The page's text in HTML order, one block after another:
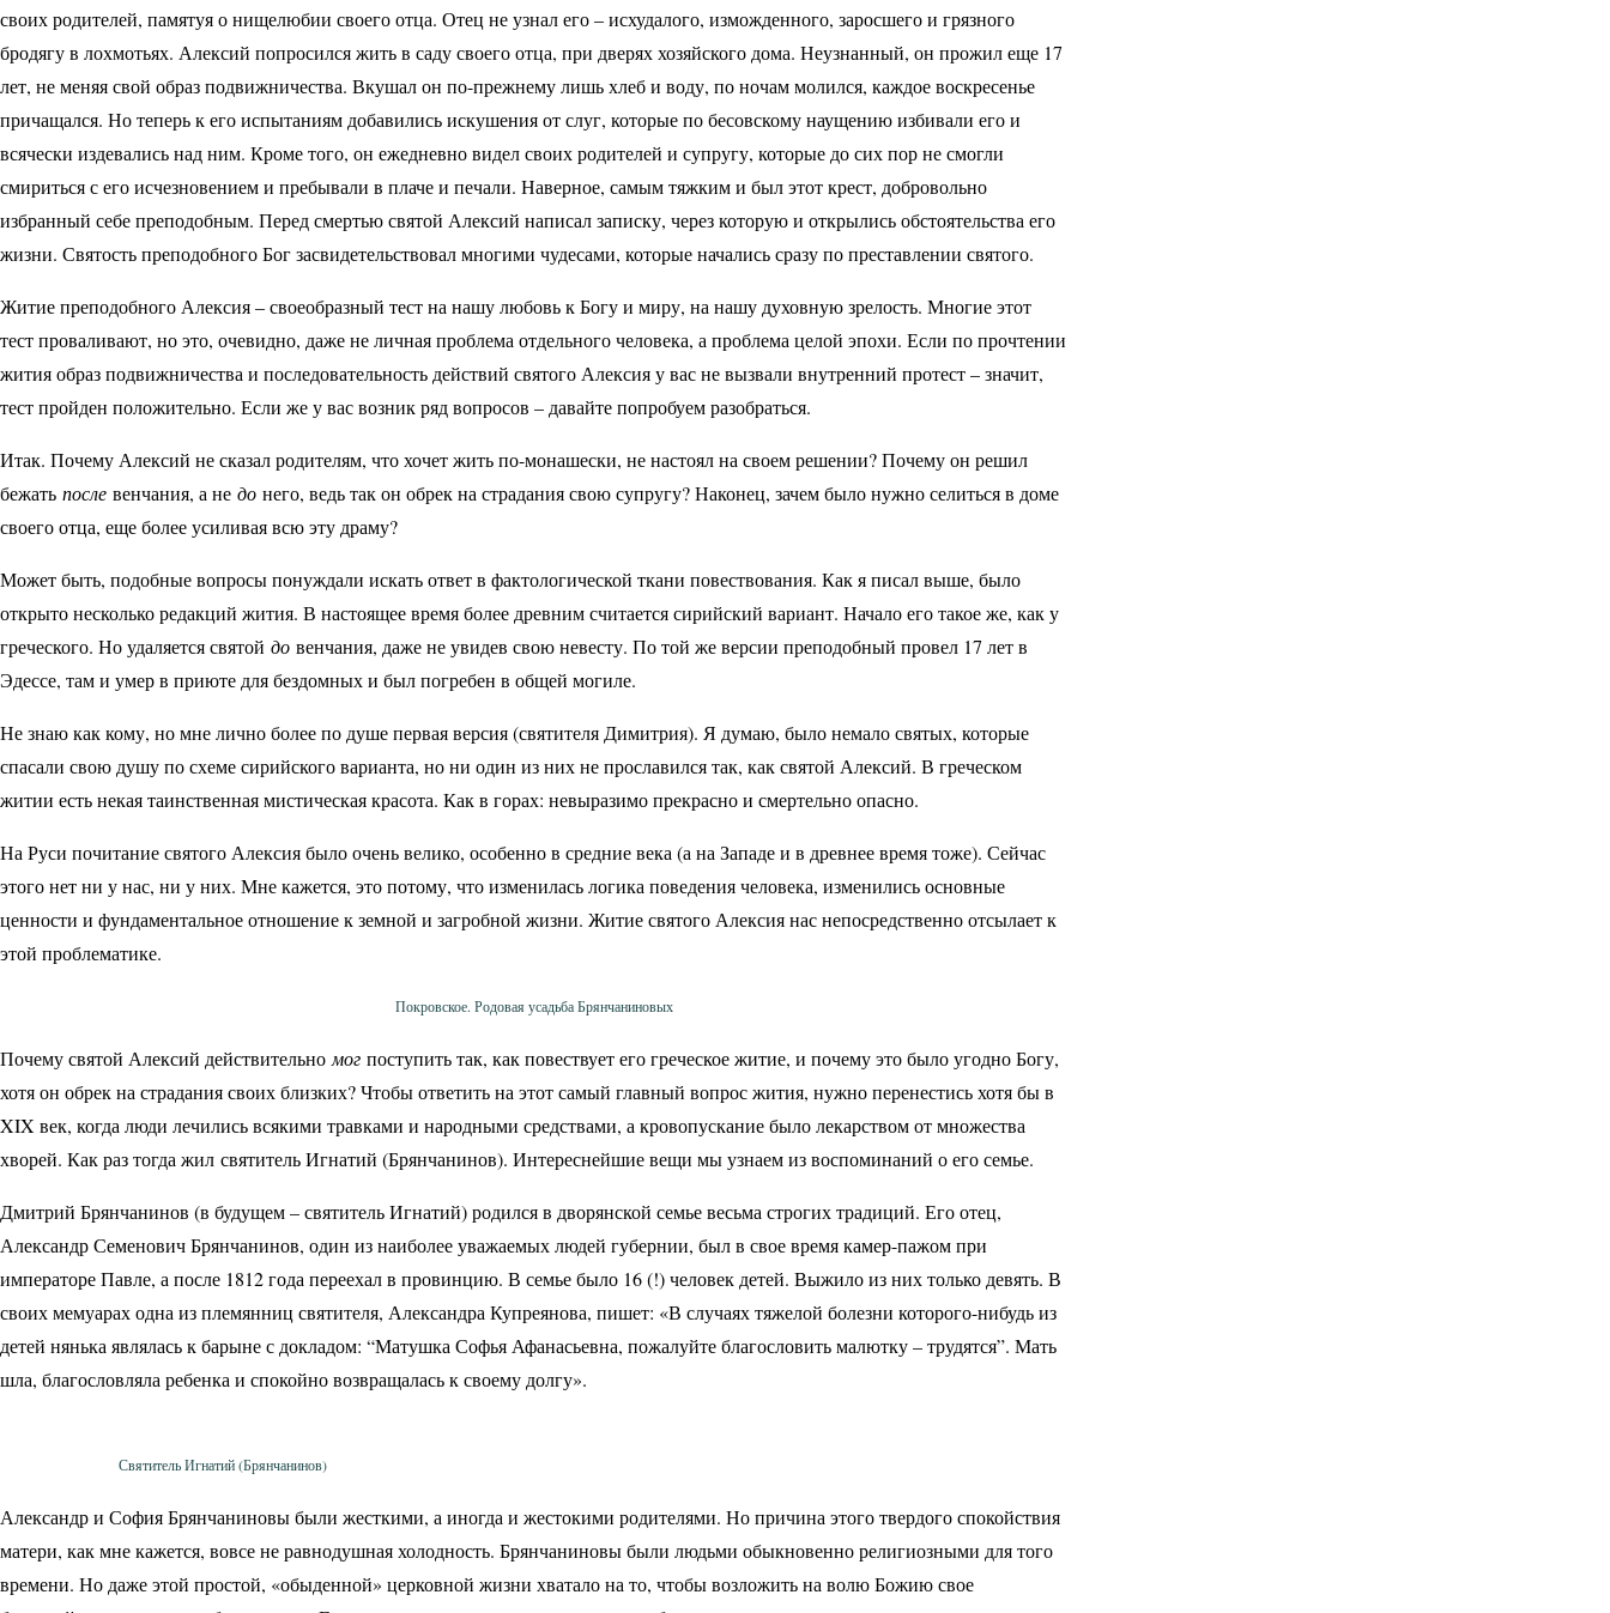
своих родителей, памятуя о нищелюбии своего отца. Отец не узнал его – исхудалого, изможденного, заросшего и грязного
бродягу в лохмотьях. Алексий попросился жить в саду своего отца, при дверях хозяйского дома. Неузнанный, он прожил еще 17
лет, не меняя свой образ подвижничества. Вкушал он по-прежнему лишь хлеб и воду, по ночам молился, каждое воскресенье
причащался. Но теперь к его испытаниям добавились искушения от слуг, которые по бесовскому наущению избивали его и
всячески издевались над ним. Кроме того, он ежедневно видел своих родителей и супругу, которые до сих пор не смогли
смириться с его исчезновением и пребывали в плаче и печали. Наверное, самым тяжким и был этот крест, добровольно
избранный себе преподобным. Перед смертью святой Алексий написал записку, через которую и открылись обстоятельства его
жизни. Святость преподобного Бог засвидетельствовал многими чудесами, которые начались сразу по преставлении святого.
Житие преподобного Алексия – своеобразный тест на нашу любовь к Богу и миру, на нашу духовную зрелость. Многие этот
тест проваливают, но это, очевидно, даже не личная проблема отдельного человека, а проблема целой эпохи. Если по прочтении
жития образ подвижничества и последовательность действий святого Алексия у вас не вызвали внутренний протест – значит,
тест пройден положительно. Если же у вас возник ряд вопросов – давайте попробуем разобраться.
Итак. Почему Алексий не сказал родителям, что хочет жить по-монашески, не настоял на своем решении? Почему он решил
бежать после венчания, а не до него, ведь так он обрек на страдания свою супругу? Наконец, зачем было нужно селиться в доме
своего отца, еще более усиливая всю эту драму?
Может быть, подобные вопросы понуждали искать ответ в фактологической ткани повествования. Как я писал выше, было
открыто несколько редакций жития. В настоящее время более древним считается сирийский вариант. Начало его такое же, как у
греческого. Но удаляется святой до венчания, даже не увидев свою невесту. По той же версии преподобный провел 17 лет в
Эдессе, там и умер в приюте для бездомных и был погребен в общей могиле.
Не знаю как кому, но мне лично более по душе первая версия (святителя Димитрия). Я думаю, было немало святых, которые
спасали свою душу по схеме сирийского варианта, но ни один из них не прославился так, как святой Алексий. В греческом
житии есть некая таинственная мистическая красота. Как в горах: невыразимо прекрасно и смертельно опасно.
На Руси почитание святого Алексия было очень велико, особенно в средние века (а на Западе и в древнее время тоже). Сейчас
этого нет ни у нас, ни у них. Мне кажется, это потому, что изменилась логика поведения человека, изменились основные
ценности и фундаментальное отношение к земной и загробной жизни. Житие святого Алексия нас непосредственно отсылает к
этой проблематике.
Покровское. Родовая усадьба Брянчаниновых
Почему святой Алексий действительномог поступить так, как повествует его греческое житие, и почему это было угодно Богу,
хотя он обрек на страдания своих близких? Чтобы ответить на этот самый главный вопрос жития, нужно перенестись хотя бы в
XIX век, когда люди лечились всякими травками и народными средствами, а кровопускание было лекарством от множества
хворей. Как раз тогда жил святитель Игнатий (Брянчанинов). Интереснейшие вещи мы узнаем из воспоминаний о его семье.
Дмитрий Брянчанинов (в будущем – святитель Игнатий) родился в дворянской семье весьма строгих традиций. Его отец,
Александр Семенович Брянчанинов, один из наиболее уважаемых людей губернии, был в свое время камер-пажом при
императоре Павле, а после 1812 года переехал в провинцию. В семье было 16 (!) человек детей. Выжило из них только девять. В
своих мемуарах одна из племянниц святителя, Александра Купреянова, пишет: «В случаях тяжелой болезни которого-нибудь из
детей нянька являлась к барыне с докладом: “Матушка Софья Афанасьевна, пожалуйте благословить малютку – трудятся”. Мать
шла, благословляла ребенка и спокойно возвращалась к своему долгу».
Святитель Игнатий (Брянчанинов)
Александр и София Брянчаниновы были жесткими, а иногда и жестокими родителями. Но причина этого твердого спокойствия
матери, как мне кажется, вовсе не равнодушная холодность. Брянчаниновы были людьми обыкновенно религиозными для того
времени. Но даже этой простой, «обыденной» церковной жизни хватало на то, чтобы возложить на волю Божию свое